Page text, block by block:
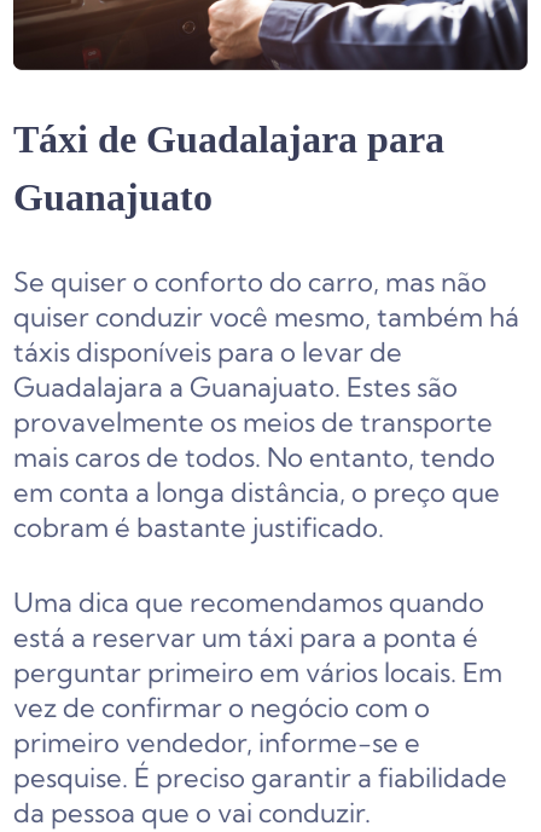
Táxi de Guadalajara para
Guanajuato
Se quiser o conforto do carro, mas não
quiser conduzir você mesmo, também há
táxis disponíveis para o levar de
Guadalajara a Guanajuato. Estes são
provavelmente os meios de transporte
mais caros de todos. No entanto, tendo
em conta a longa distância, o preço que
cobram é bastante justificado.
Uma dica que recomendamos quando
está a reservar um táxi para a ponta é
perguntar primeiro em vários locais. Em
vez de confirmar o negócio com o
primeiro vendedor, informe-se e
pesquise. É preciso garantir a fiabilidade
da pessoa que o vai conduzir.